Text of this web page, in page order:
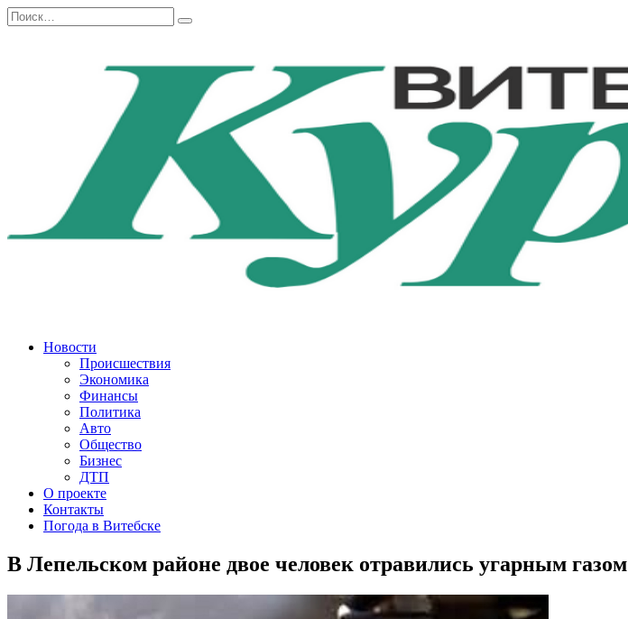
Перейти
к
Search
for:
Новости
Происшествия
Экономика
Финансы
Политика
Авто
Общество
Бизнес
ДТП
О проекте
Контакты
Погода в Витебске
В Лепельском районе двое человек отравились угарным газом